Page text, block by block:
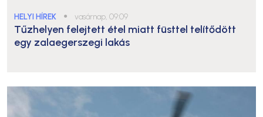
HELYI HÍREK ● vasárnap, 09:09
Tűzhelyen felejtett étel miatt füsttel telítődött
egy zalaegerszegi lakás